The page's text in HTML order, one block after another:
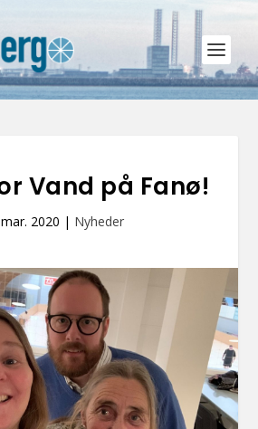
Vand på Fanø!
2020 | Nyheder